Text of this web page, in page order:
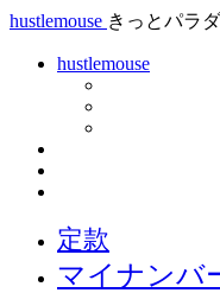
hustlemouse きっとパラ
hustlemouse
定款
マイナンバ